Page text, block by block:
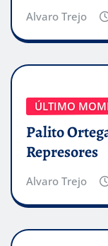
Alvaro Trejo
ÚLTIMO
Palito
Represores
Alvaro Trejo